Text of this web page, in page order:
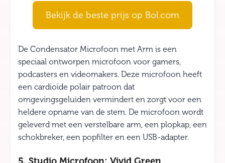
Bekijk de beste prijs op Bol.com
De Condensator Microfoon met Arm is een
speciaal ontworpen microfoon voor gamers,
podcasters en videomakers. Deze microfoon heeft
een cardioïde polair patroon dat
omgevingsgeluiden vermindert en zorgt voor een
heldere opname van de stem. De microfoon wordt
geleverd met een verstelbare arm, een plopkap, een
schokbreker, een popfilter en een USB-adapter.
5. Studio Microfoon: Vivid Green